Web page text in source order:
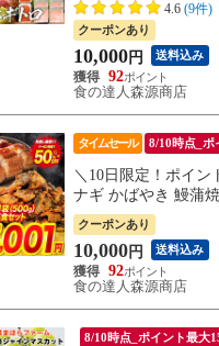
4.6 (9件)
クーポンあり
10,000 円 送料込み
92
食の達人森源商店
タイムセール 8/10時点_ポ
＼10日限定！ポイ
ナギ かばやき 鰻蒲
クーポンあり
10,000 円 送料込み
92
食の達人森源商店
8/10時点_ポイント最大